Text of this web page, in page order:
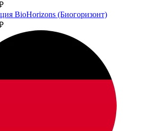
BioHorizons (Биогоризонт)